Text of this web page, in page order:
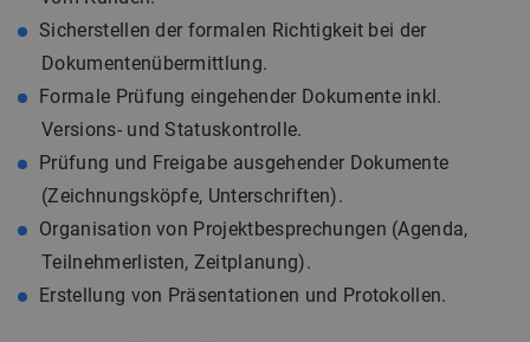
Sicherstellen der formalen Richtigkeit bei der
Dokumentenübermittlung.
Formale Prüfung eingehender Dokumente inkl.
Versions- und Statuskontrolle.
Prüfung und Freigabe ausgehender Dokumente
(Zeichnungsköpfe, Unterschriften).
Organisation von Projektbesprechungen (Agenda,
Teilnehmerlisten, Zeitplanung).
Erstellung von Präsentationen und Protokollen.